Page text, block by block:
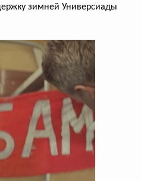
зимней Универсиады